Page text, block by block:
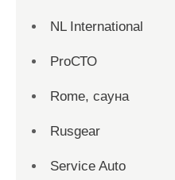
NL International
ProСТО
Rome, сауна
Rusgear
Service Auto